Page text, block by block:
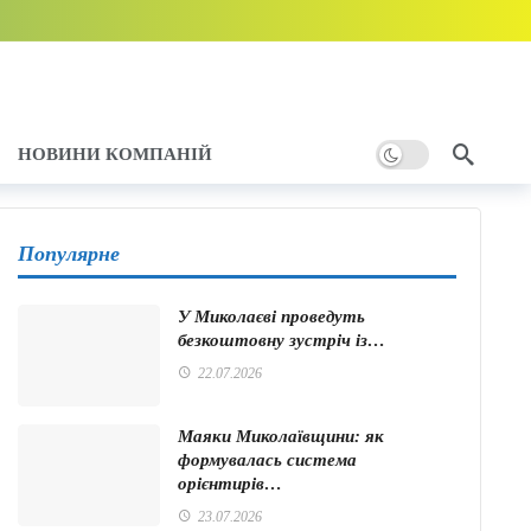
НОВИНИ КОМПАНІЙ
Популярне
У Миколаєві проведуть
безкоштовну зустріч із…
22.07.2026
Маяки Миколаївщини: як
формувалась система
орієнтирів…
23.07.2026